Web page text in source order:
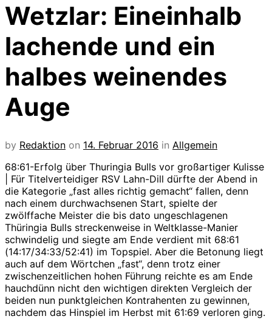
Wetzlar: Eineinhalb
lachende und ein
halbes weinendes
Auge
by Redaktion on 14. Februar 2016 in Allgemein
68:61-Erfolg über Thuringia Bulls vor großartiger Kulisse
| Für Titelverteidiger RSV Lahn-Dill dürfte der Abend in
die Kategorie „fast alles richtig gemacht“ fallen, denn
nach einem durchwachsenen Start, spielte der
zwölffache Meister die bis dato ungeschlagenen
Thüringia Bulls streckenweise in Weltklasse-Manier
schwindelig und siegte am Ende verdient mit 68:61
(14:17/34:33/52:41) im Topspiel. Aber die Betonung liegt
auch auf dem Wörtchen „fast“, denn trotz einer
zwischenzeitlichen hohen Führung reichte es am Ende
hauchdünn nicht den wichtigen direkten Vergleich der
beiden nun punktgleichen Kontrahenten zu gewinnen,
nachdem das Hinspiel im Herbst mit 61:69 verloren ging.